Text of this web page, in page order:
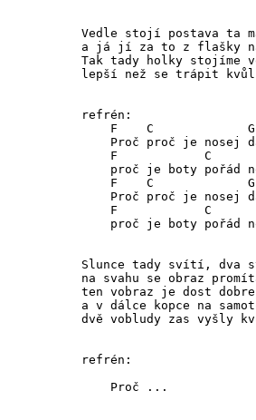
Vedle stojí postava ta
a já jí za to z flašky
Tak tady holky stojíme
lepší než se trápit
refrén:
    F    C             G
Proč proč je nosej
F            C
proč je boty pořád
    F    C             G
Proč proč je nosej
F            C
proč je boty pořád
Slunce tady svítí, dva
na svahu se obraz
ten vobraz je dost
a v dálce kopce na
dvě vobludy zas vyšly
refrén:
    Proč ...